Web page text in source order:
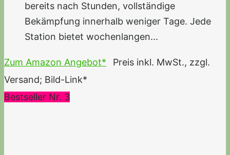
bereits nach Stunden, vollständige
Bekämpfung innerhalb weniger Tage. Jede
Station bietet wochenlangen...
Zum Amazon Angebot*
Preis inkl. MwSt., zzgl.
Versand; Bild-Link*
Bestseller Nr. 3